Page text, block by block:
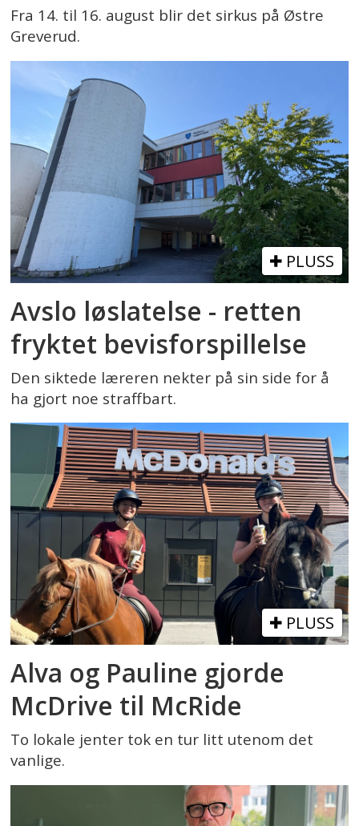
Fra 14. til 16. august blir det sirkus på Østre
Greverud.
PLUSS
Avslo løslatelse - retten
fryktet bevisforspillelse
Den siktede læreren nekter på sin side for å
ha gjort noe straffbart.
PLUSS
Alva og Pauline gjorde
McDrive til McRide
To lokale jenter tok en tur litt utenom det
vanlige.